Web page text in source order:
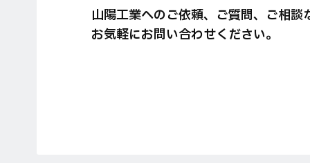
山陽工業へのご依頼、ご質問、ご相談
お気軽にお問い合わせください。